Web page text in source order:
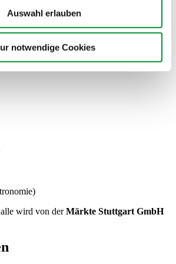
Auswahl erlauben
notwendige Cookies
Kirschtomaten, Ras al-
und Ajvar (vegan)
wird von derMärkte Stuttgart GmbH